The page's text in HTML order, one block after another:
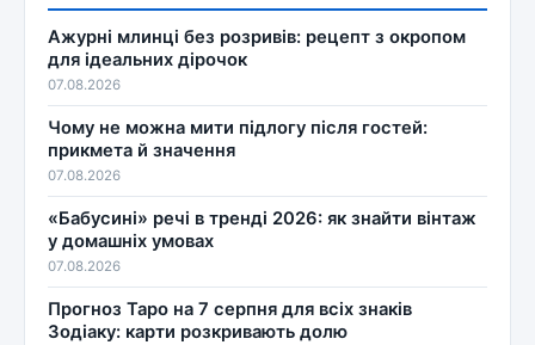
Ажурні млинці без розривів: рецепт з окропом
для ідеальних дірочок
07.08.2026
Чому не можна мити підлогу після гостей:
прикмета й значення
07.08.2026
«Бабусині» речі в тренді 2026: як знайти вінтаж
у домашніх умовах
07.08.2026
Прогноз Таро на 7 серпня для всіх знаків
Зодіаку: карти розкривають долю